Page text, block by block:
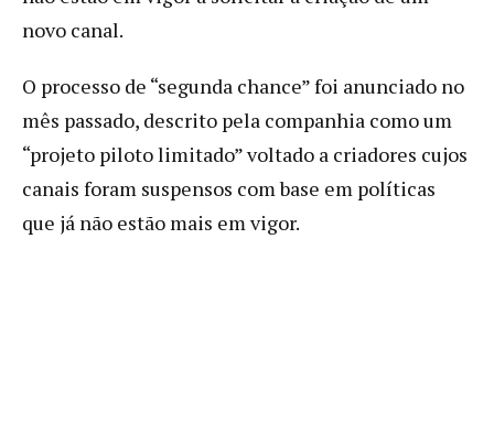
novo canal.
O processo de “segunda chance” foi anunciado no
mês passado, descrito pela companhia como um
“projeto piloto limitado” voltado a criadores cujos
canais foram suspensos com base em políticas
que já não estão mais em vigor.